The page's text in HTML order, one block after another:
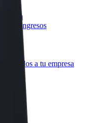
flota
tus ingresos
a tu empresa